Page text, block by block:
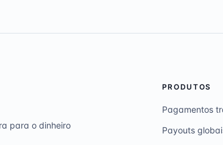
para o dinheiro
PRODUTOS
Pagamentos
Payouts